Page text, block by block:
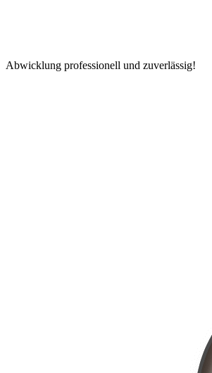
Abwicklung professionell und zuverlässig!